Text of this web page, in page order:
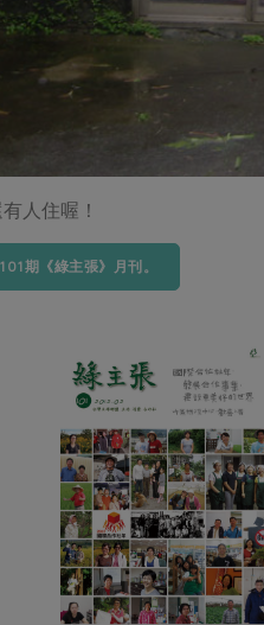
人住喔！
期《綠主張》月刊。